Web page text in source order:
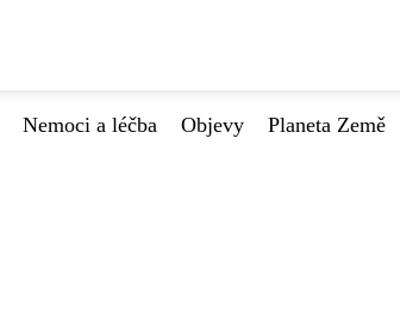
Nemoci a léčba Objevy Planeta Země